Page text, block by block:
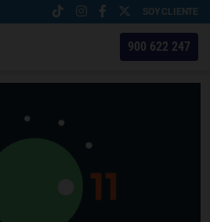
SOY CLIENTE
900 622 247